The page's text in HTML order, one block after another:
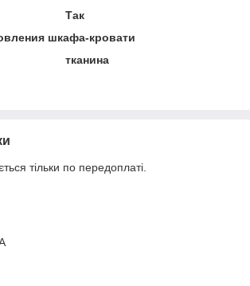
Так
шкафа-кровати
тканина
тільки по передоплаті.